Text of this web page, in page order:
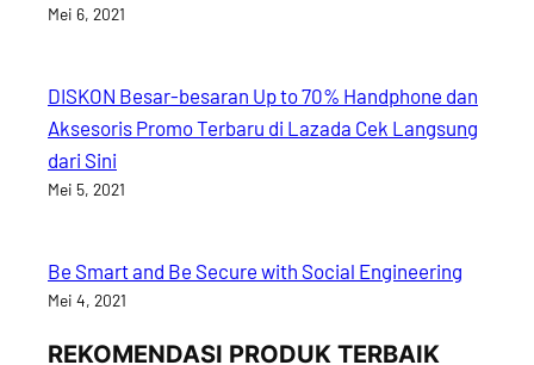
Mei 6, 2021
DISKON Besar-besaran Up to 70% Handphone dan
Aksesoris Promo Terbaru di Lazada Cek Langsung
dari Sini
Mei 5, 2021
Be Smart and Be Secure with Social Engineering
Mei 4, 2021
REKOMENDASI PRODUK TERBAIK